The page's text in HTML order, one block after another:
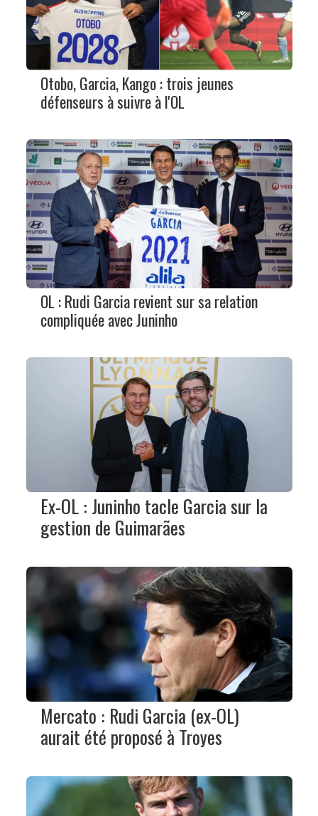
Otobo, Garcia, Kango : trois jeunes
défenseurs à suivre à l'OL
OL : Rudi Garcia revient sur sa relation
compliquée avec Juninho
Ex-OL : Juninho tacle Garcia sur la
gestion de Guimarães
Mercato : Rudi Garcia (ex-OL)
aurait été proposé à Troyes